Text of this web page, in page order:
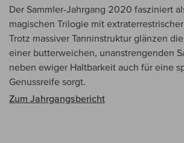
Der Sammler-Jahrgang 2020 fasziniert
magischen Trilogie mit
Trotz massiver Tanninstruktur glänzen
einer butterweichen, unanstrengenden
neben ewiger Haltbarkeit auch für eine
Genussreife sorgt.
Zum Jahrgangsbericht